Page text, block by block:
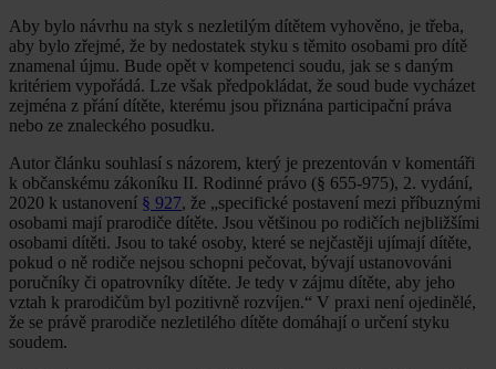
Aby bylo návrhu na styk s nezletilým dítětem vyhověno, je třeba,
aby bylo zřejmé, že by nedostatek styku s těmito osobami pro dítě
znamenal újmu. Bude opět v kompetenci soudu, jak se s daným
kritériem vypořádá. Lze však předpokládat, že soud bude vycházet
zejména z přání dítěte, kterému jsou přiznána participační práva
nebo ze znaleckého posudku.
Autor článku souhlasí s názorem, který je prezentován v komentáři
k občanskému zákoníku II. Rodinné právo (§ 655-975), 2. vydání,
2020 k ustanovení § 927, že „specifické postavení mezi příbuznými
osobami mají prarodiče dítěte. Jsou většinou po rodičích nejbližšími
osobami dítěti. Jsou to také osoby, které se nejčastěji ujímají dítěte,
pokud o ně rodiče nejsou schopni pečovat, bývají ustanovováni
poručníky či opatrovníky dítěte. Je tedy v zájmu dítěte, aby jeho
vztah k prarodičům byl pozitivně rozvíjen.“ V praxi není ojedinělé,
že se právě prarodiče nezletilého dítěte domáhají o určení styku
soudem.